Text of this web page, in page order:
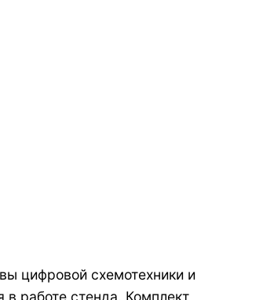
цифровой схемотехники и
в работе стенда. Комплект